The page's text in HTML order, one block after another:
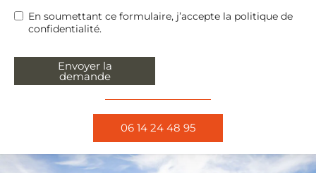
En soumettant ce formulaire, j’accepte la politique de
confidentialité.
Envoyer la
demande
06 14 24 48 95